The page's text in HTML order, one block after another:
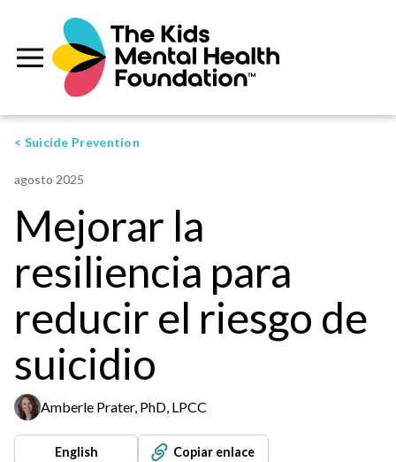
< Suicide Prevention
agosto 2025
Mejorar la
resiliencia para
reducir el riesgo de
suicidio
Amberle Prater, PhD, LPCC
English Copiar enlace